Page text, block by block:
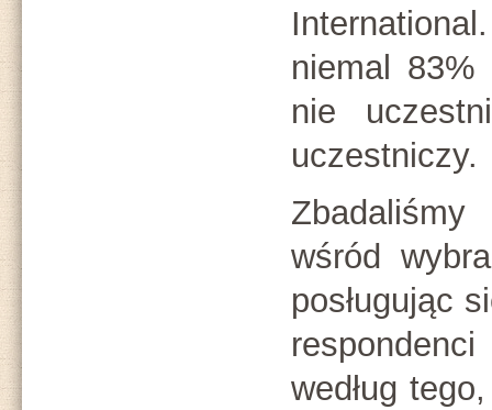
niemal
nie
uczestniczy.
wśród
posługując
według